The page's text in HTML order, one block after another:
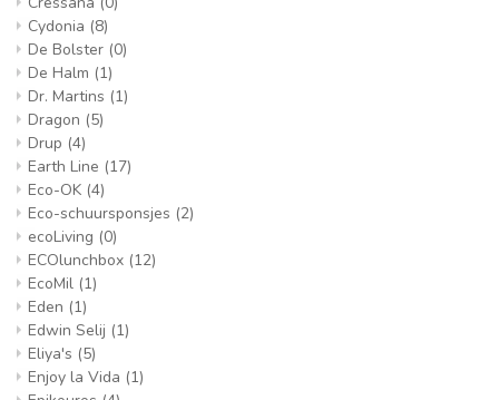
Cydonia (8)
De Bolster (0)
De Halm (1)
Dr. Martins (1)
Dragon (5)
Drup (4)
Earth Line (17)
Eco-OK (4)
Eco-schuursponsjes (2)
ecoLiving (0)
ECOlunchbox (12)
EcoMil (1)
Eden (1)
Edwin Selij (1)
Eliya's (5)
Enjoy la Vida (1)